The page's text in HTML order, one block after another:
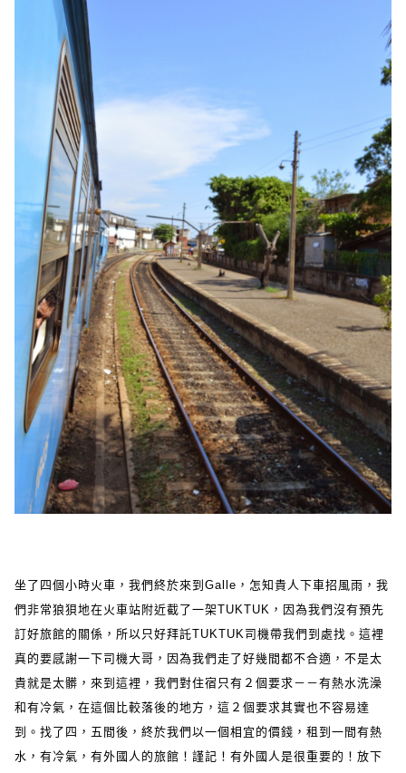
坐了四個小時火車，我們終於來到Galle，怎知貴人下車招風雨，我
們非常狼狽地在火車站附近截了一架TUKTUK，因為我們沒有預先
訂好旅館的關係，所以只好拜託TUKTUK司機帶我們到處找。 這裡
真的要感謝一下司機大哥，因為我們走了好幾間都不合適，不是太
貴就是太髒，來到這裡，我們對住宿只有２個要求－－有熱水洗澡
和有冷氣，在這個比較落後的地方，這２個要求其實也不容易達
到。 找了四，五間後，終於我們以一個相宜的價錢，租到一間有熱
水，有冷氣，有外國人的旅館！ 謹記！有外國人是很重要的！ 放下